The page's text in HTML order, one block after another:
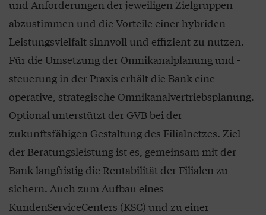
und Anforderungen der jeweiligen Zielgruppen
abzustimmen und die Vorteile einer hybriden
Leistungsvielfalt sinnvoll und effizient zu nutzen.
Für die Umsetzung der Omnikanalplanung und -
steuerung in der Praxis erhält die Bank eine
operative, strategische Omnikanalvertriebsplanung.
Optional unterstützt der GVB bei der
zukunftsfähigen Gestaltung des Filialnetzes. Ziel
der Beratungsleistung ist es, gemeinsam mit der
Bank langfristig die Rentabilität der Filialen zu
sichern. Auch zum Aufbau eines
KundenServiceCenters (KSC) und zu einer